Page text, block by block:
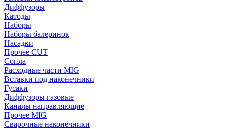
Диффузоры
Катоды
Наборы
Наборы балеринок
Насадки
Прочее CUT
Сопла
Расходные части MIG
Вставки под наконечники
Гусаки
Диффузоры газовые
Каналы направляющие
Прочее MIG
Сварочные наконечники